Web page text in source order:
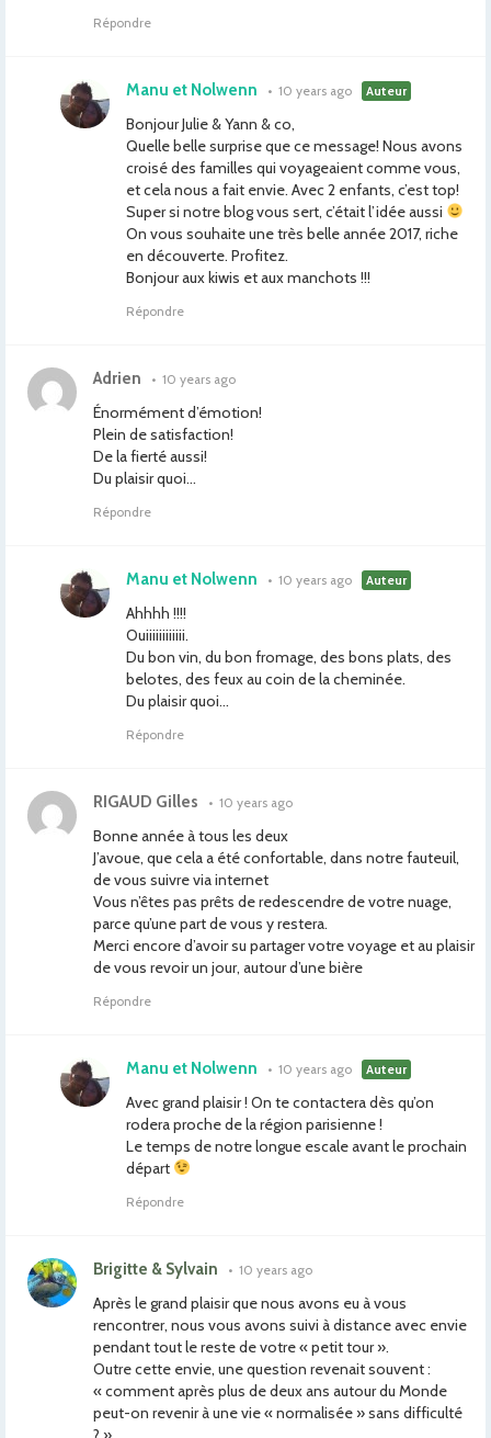
Répondre
Manu et Nolwenn • 10 years ago Auteur
Bonjour Julie & Yann & co,
Quelle belle surprise que ce message! Nous avons
croisé des familles qui voyageaient comme vous,
et cela nous a fait envie. Avec 2 enfants, c’est top!
Super si notre blog vous sert, c’était l’idée aussi
On vous souhaite une très belle année 2017, riche
en découverte. Profitez.
Bonjour aux kiwis et aux manchots !!!
Répondre
Adrien • 10 years ago
Énormément d’émotion!
Plein de satisfaction!
De la fierté aussi!
Du plaisir quoi…
Répondre
Manu et Nolwenn • 10 years ago Auteur
Ahhhh !!!!
Ouiiiiiiiiiiii.
Du bon vin, du bon fromage, des bons plats, des
belotes, des feux au coin de la cheminée.
Du plaisir quoi…
Répondre
RIGAUD Gilles • 10 years ago
Bonne année à tous les deux
J’avoue, que cela a été confortable, dans notre fauteuil,
de vous suivre via internet
Vous n’êtes pas prêts de redescendre de votre nuage,
parce qu’une part de vous y restera.
Merci encore d’avoir su partager votre voyage et au plaisir
de vous revoir un jour, autour d’une bière
Répondre
Manu et Nolwenn • 10 years ago Auteur
Avec grand plaisir ! On te contactera dès qu’on
rodera proche de la région parisienne !
Le temps de notre longue escale avant le prochain
départ
Répondre
Brigitte & Sylvain • 10 years ago
Après le grand plaisir que nous avons eu à vous
rencontrer, nous vous avons suivi à distance avec envie
pendant tout le reste de votre « petit tour ».
Outre cette envie, une question revenait souvent :
« comment après plus de deux ans autour du Monde
peut-on revenir à une vie « normalisée » sans difficulté